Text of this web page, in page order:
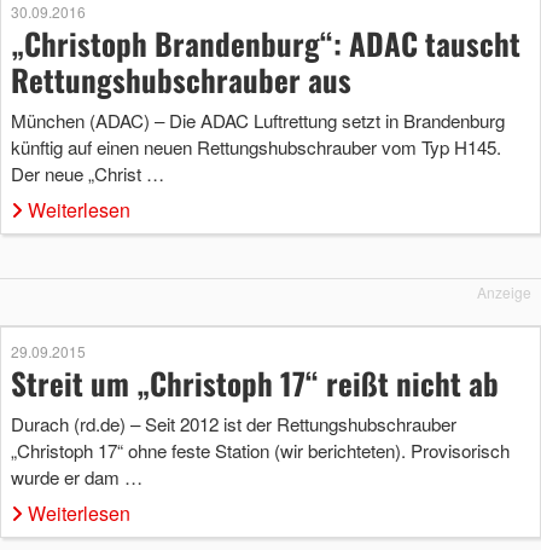
30.09.2016
„Christoph Brandenburg“: ADAC tauscht
Rettungshubschrauber aus
München (ADAC) – Die ADAC Luftrettung setzt in Brandenburg
künftig auf einen neuen Rettungshubschrauber vom Typ H145.
Der neue „Christ …
Weiterlesen
Anzeige
29.09.2015
Streit um „Christoph 17“ reißt nicht ab
Durach (rd.de) – Seit 2012 ist der Rettungshubschrauber
„Christoph 17“ ohne feste Station (wir berichteten). Provisorisch
wurde er dam …
Weiterlesen